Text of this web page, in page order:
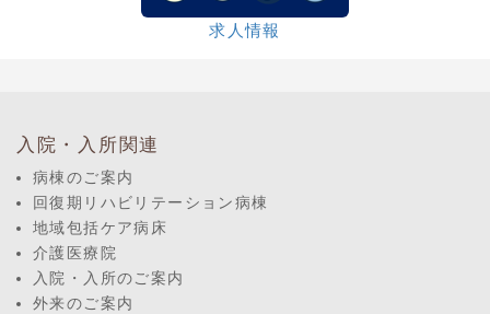
求人情報
入院・入所関連
病棟のご案内
回復期リハビリテーション病棟
地域包括ケア病床
介護医療院
入院・入所のご案内
外来のご案内